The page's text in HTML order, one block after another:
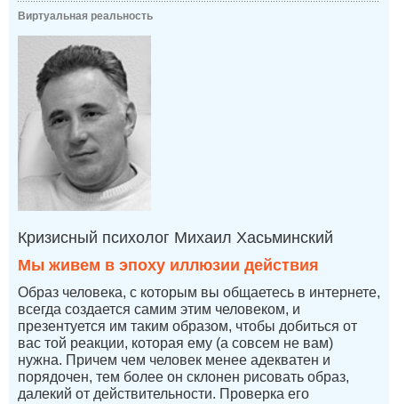
Виртуальная реальность
Кризисный психолог Михаил Хасьминский
Мы живем в эпоху иллюзии действия
Образ человека, с которым вы общаетесь в интернете,
всегда создается самим этим человеком, и
презентуется им таким образом, чтобы добиться от
вас той реакции, которая ему (а совсем не вам)
нужна. Причем чем человек менее адекватен и
порядочен, тем более он склонен рисовать образ,
далекий от действительности. Проверка его